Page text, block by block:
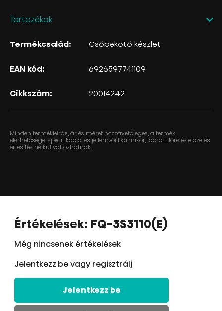
Tartozékok
Termékcsalád: Csőbekötő készlet
EAN kód: 6926597741109
Cikkszám: 20014242
Minden termékleírás, ár és méret hozzávetőleges, a termék
elérhetősége, specifikációi és jellemzői bármikor, időről időre és előzetes
értesítés nélkül változhatnak.
Értékelések: FQ-3S3110(E)
Még nincsenek értékelések
Jelentkezz be vagy regisztrálj
Jelentkezz be